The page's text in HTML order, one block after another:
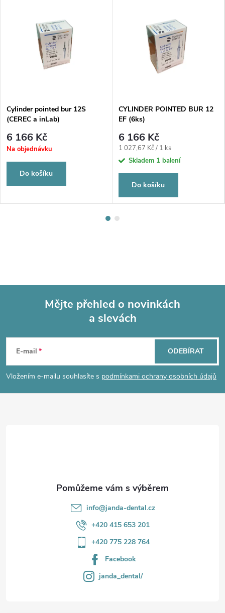
Cylinder pointed bur 12S
(CEREC a inLab)
6 166 Kč
Na objednávku
Do košíku
CYLINDER POINTED BUR 12
EF (6ks)
6 166 Kč
Měrná
cena:
1 027,67 Kč / 1 ks
Skladem 1 balení
Do košíku
p
a
Mějte přehled o novinkách
a slevách
E-mail
Vložením e-mailu souhlasíte s podmínkami ochrany osobních údajů
ODEBÍRAT
info@janda-dental.cz
+420 415 653 201
+420 775 228 764
Facebook
janda_dental/